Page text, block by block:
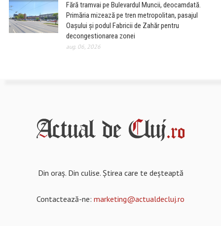
Fără tramvai pe Bulevardul Muncii, deocamdată.
Primăria mizează pe tren metropolitan, pasajul
Oașului și podul Fabricii de Zahăr pentru
decongestionarea zonei
aug. 06, 2026
Din oraș. Din culise. Știrea care te deșteaptă
Contactează-ne: marketing@actualdecluj.ro